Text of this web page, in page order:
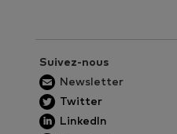
Suivez-nous
Newsletter
Twitter
LinkedIn